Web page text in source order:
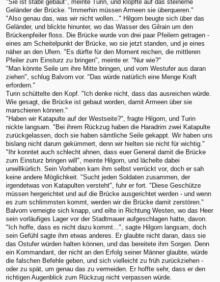
"Sie ist stabil gebaut", meinte Turin, und klopfte auf das steinerne
Geländer der Brücke. "Immerhin müssen Armeen sie überqueren."
"Also genau das, was wir nicht wollen..." Hilgorn beugte sich über das
Geländer, und blickte hinunter, wo das Wasser des Gilrain um den
Brückenpfeiler floss. Die Brücke wurde von drei paar Pfeilern getragen -
eines am Scheitelpunkt der Brücke, wo sie jetzt standen, und je eines
näher an den Ufern. "Es dürfte für den Moment reichen, die mittleren
Pfeiler zum Einsturz zu bringen", meinte er. "Nur wie?"
"Man könnte Seile um ihre Mitte bringen, und vom Westufer aus daran
ziehen", schlug Balvorn vor. "Das würde natürlich eine Menge Kraft
erfordern."
Turin schüttelte den Kopf. "Ich denke nicht, dass das ausreichen würde.
Wie gesagt, die Brücke ist gebaut worden, damit Armeen über sie
marschieren können."
"Haben wir Katapulte auf der Westseite?", fragte Hilgorn, und Turin
nickte langsam. "Bei ihrem Rückzug haben die Haradrim zwei Katapulte
zurückgelassen, doch sie haben sämtliche Seile gekappt. Wir haben uns
bislang nicht darum gekümmert, denn wir hielten sie nicht für wichtig."
"Ihr konntet auch schlecht ahnen, dass euer General damit die Brücke
zum Einsturz bringen will", meinte Hilgorn, und lächelte dabei
unwillkürlich. Sein Vorhaben kam ihm selbst verrückt vor, doch er sah
keine andere Möglichkeit. "Sucht jeden Soldaten zusammen, der
irgendetwas von Katapulten versteht", fuhr er fort. "Diese Geschütze
müssen hergerichtet und auf die Brücke ausgerichtet werden - und wenn
es zum schlimmsten kommt, werden wir die Brücke damit zerstören."
Balvorn verneigte sich knapp, und eilte in Richtung Westen, wo das Heer
sein vorläufiges Lager vor der Stadtmauer aufgeschlagen hatte, davon.
"Ich hoffe, dass es nicht dazu kommt...", sagte Hilgorn langsam, doch
sein Gefühl sagte ihm etwas anderes. Er glaubte nicht daran, dass sie
das Ostufer würden halten können, und das bereitete ihm Sorgen. Denn
ein Kommandant, der nicht an den Erfolg seiner Männer glaubte, würde
die falschen Befehle geben, und sich vielleicht zu früh zurückziehen -
oder zu spät, um genau das zu vermeiden. Er hoffte sehr, dass er den
richtigen Augenblick zum Rückzug nicht verpassen würde.